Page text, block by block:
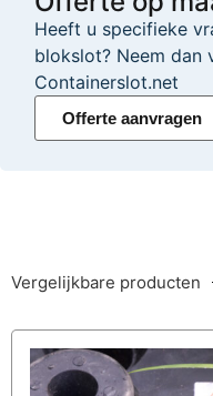
Heeft u specifieke
blokslot? Neem
Containerslot.net
Offerte aanvragen
Vergelijkbare producten